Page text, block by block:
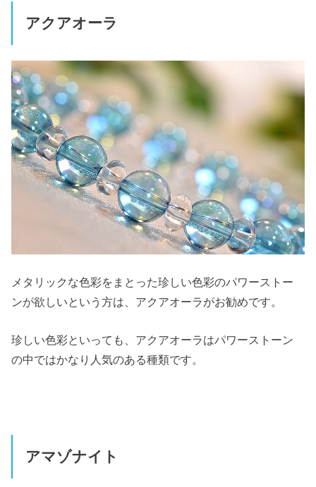
アクアオーラ
メタリックな色彩をまとった珍しい色彩のパワーストー
ンが欲しいという方は、アクアオーラがお勧めです。
珍しい色彩といっても、アクアオーラはパワーストーン
の中ではかなり人気のある種類です。
アマゾナイト